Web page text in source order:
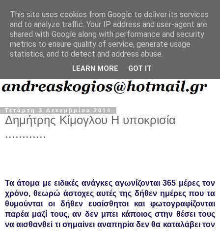
Τετάρτη 3 Δεκεμβρίου 2014
Δημήτρης Κίμογλου Η υποκρισία
............
Τα άτομα με ειδικές ανάγκες αγωνίζονται 365 μέρες τον
χρόνο, θεωρώ άστοχες αυτές της δήθεν ημέρες που τα
θυμούνται οι δήθεν ευαίσθητοι και φωτογραφίζονται
παρέα μαζί τους, αν δεν μπει κάποιος στην θέσει τους
να αισθανθεί τι σημαίνει αναπηρία δεν θα καταλάβει τον
This site uses cookies from Google to deliver its services
and to analyze traffic. Your IP address and user-agent are
shared with Google along with performance and security
metrics to ensure quality of service, generate usage
statistics, and to detect and address abuse.
LEARN MORE GOT IT